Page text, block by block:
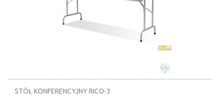
STÓŁ KONFERENCYJNY RICO-3